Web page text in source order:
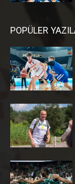
POPÜLER